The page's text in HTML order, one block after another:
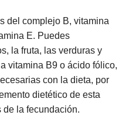
del complejo B, vitamina
E. Puedes
la fruta, las verduras y
vitamina B9 o ácido fólico,
con la dieta, por
dietético de esta
de la fecundación.